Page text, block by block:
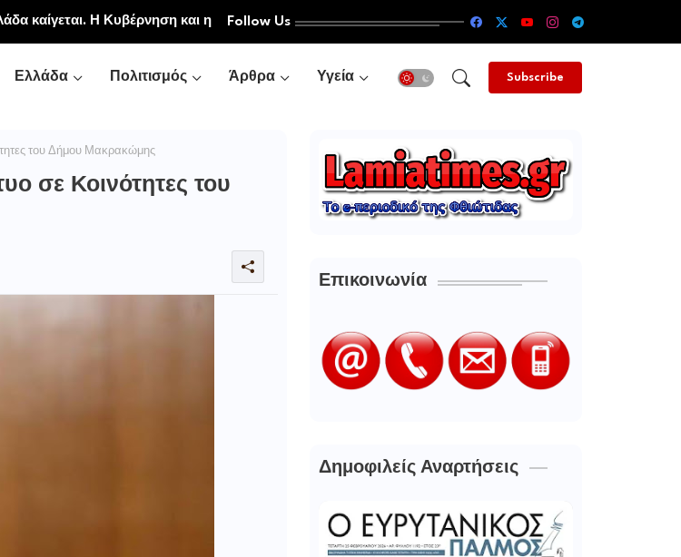
καίγεται. Η Κυβέρνηση και η
Μονή Μεταμορφώσεως του Follow Us
Ελλάδα Πολιτισμός Άρθρα Υγεία Subscribe
του Δήμου Μακρακώμης
σε Κοινότητες του
Επικοινωνία
Δημοφιλείς Αναρτήσεις